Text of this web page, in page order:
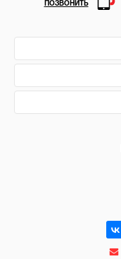
ПОЗВОНИТЬ